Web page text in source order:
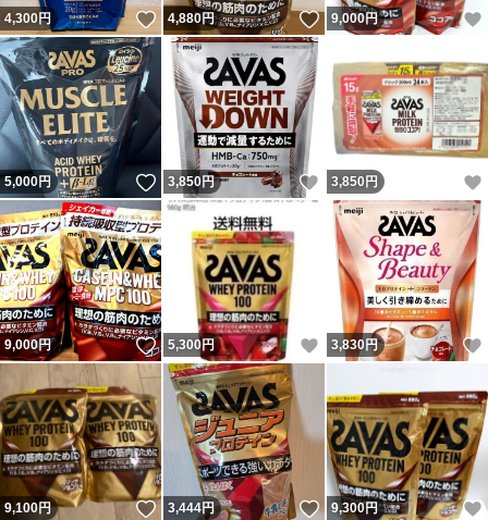
4,300円 いいね！
4,880円 いいね！
9,000円
5,000円 いいね！
3,850円 いいね！
3,850 円
9,000円 いいね！
5,300円 いいね！
3,830円
9,100円 いいね！
3,444円 いいね！
9,300円